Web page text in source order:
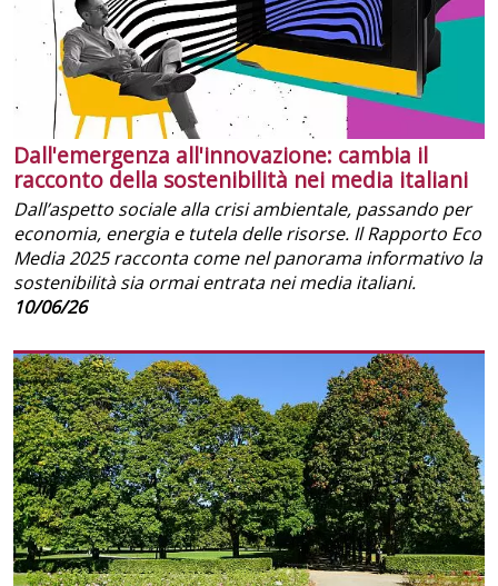
Dall'emergenza all'innovazione: cambia il
racconto della sostenibilità nei media italiani
Dall’aspetto sociale alla crisi ambientale, passando per
economia, energia e tutela delle risorse. Il Rapporto Eco
Media 2025 racconta come nel panorama informativo la
sostenibilità sia ormai entrata nei media italiani.
10/06/26